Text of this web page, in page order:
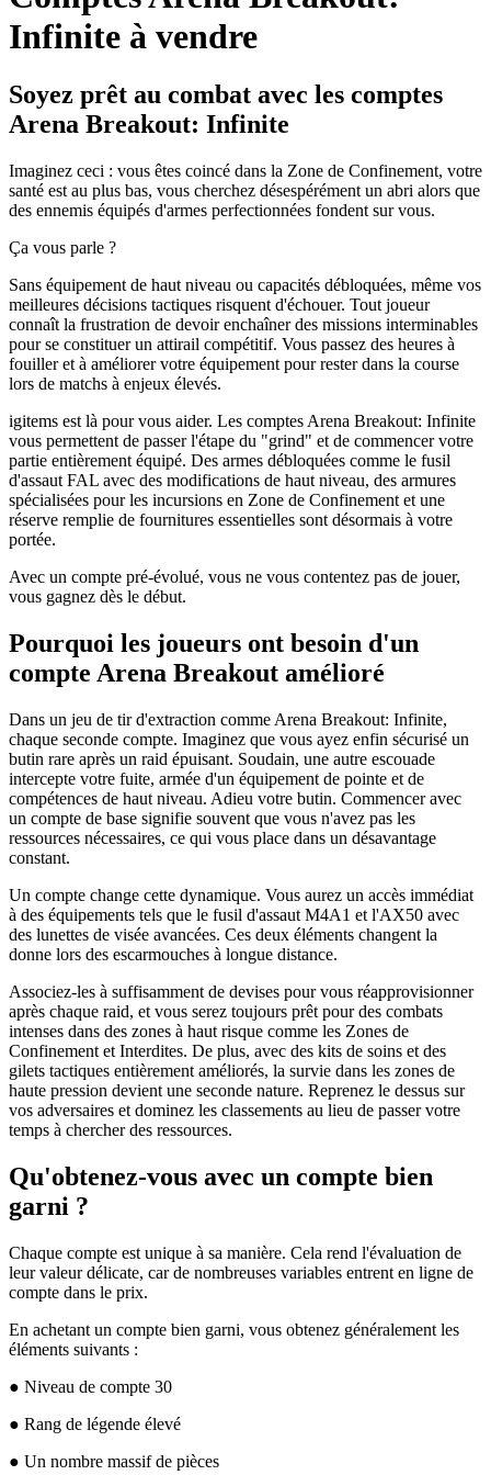
Infinite à vendre
Soyez prêt au combat avec les comptes
Arena Breakout: Infinite
Imaginez ceci : vous êtes coincé dans la Zone de Confinement, votre
santé est au plus bas, vous cherchez désespérément un abri alors que
des ennemis équipés d'armes perfectionnées fondent sur vous.
Ça vous parle ?
Sans équipement de haut niveau ou capacités débloquées, même vos
meilleures décisions tactiques risquent d'échouer. Tout joueur
connaît la frustration de devoir enchaîner des missions interminables
pour se constituer un attirail compétitif. Vous passez des heures à
fouiller et à améliorer votre équipement pour rester dans la course
lors de matchs à enjeux élevés.
igitems est là pour vous aider. Les comptes Arena Breakout: Infinite
vous permettent de passer l'étape du "grind" et de commencer votre
partie entièrement équipé. Des armes débloquées comme le fusil
d'assaut FAL avec des modifications de haut niveau, des armures
spécialisées pour les incursions en Zone de Confinement et une
réserve remplie de fournitures essentielles sont désormais à votre
portée.
Avec un compte pré-évolué, vous ne vous contentez pas de jouer,
vous gagnez dès le début.
Pourquoi les joueurs ont besoin d'un
compte Arena Breakout amélioré
Dans un jeu de tir d'extraction comme Arena Breakout: Infinite,
chaque seconde compte. Imaginez que vous ayez enfin sécurisé un
butin rare après un raid épuisant. Soudain, une autre escouade
intercepte votre fuite, armée d'un équipement de pointe et de
compétences de haut niveau. Adieu votre butin. Commencer avec
un compte de base signifie souvent que vous n'avez pas les
ressources nécessaires, ce qui vous place dans un désavantage
constant.
Un compte change cette dynamique. Vous aurez un accès immédiat
à des équipements tels que le fusil d'assaut M4A1 et l'AX50 avec
des lunettes de visée avancées. Ces deux éléments changent la
donne lors des escarmouches à longue distance.
Associez-les à suffisamment de devises pour vous réapprovisionner
après chaque raid, et vous serez toujours prêt pour des combats
intenses dans des zones à haut risque comme les Zones de
Confinement et Interdites. De plus, avec des kits de soins et des
gilets tactiques entièrement améliorés, la survie dans les zones de
haute pression devient une seconde nature. Reprenez le dessus sur
vos adversaires et dominez les classements au lieu de passer votre
temps à chercher des ressources.
Qu'obtenez-vous avec un compte bien
garni ?
Chaque compte est unique à sa manière. Cela rend l'évaluation de
leur valeur délicate, car de nombreuses variables entrent en ligne de
compte dans le prix.
En achetant un compte bien garni, vous obtenez généralement les
éléments suivants :
● Niveau de compte 30
● Rang de légende élevé
● Un nombre massif de pièces